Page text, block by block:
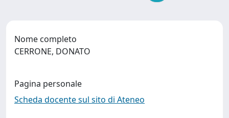
Nome completo
CERRONE, DONATO
Pagina personale
Scheda docente sul sito di Ateneo